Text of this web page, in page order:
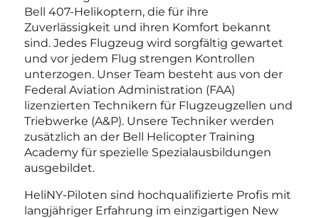
Bell 407-Helikoptern, die für ihre
Zuverlässigkeit und ihren Komfort bekannt
sind. Jedes Flugzeug wird sorgfältig gewartet
und vor jedem Flug strengen Kontrollen
unterzogen. Unser Team besteht aus von der
Federal Aviation Administration (FAA)
lizenzierten Technikern für Flugzeugzellen und
Triebwerke (A&P). Unsere Techniker werden
zusätzlich an der Bell Helicopter Training
Academy für spezielle Spezialausbildungen
ausgebildet.
HeliNY-Piloten sind hochqualifizierte Profis mit
langjähriger Erfahrung im einzigartigen New